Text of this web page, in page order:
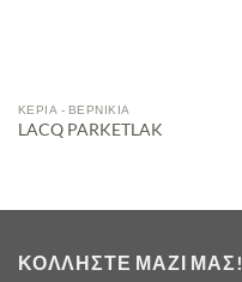
ΚΕΡΙΆ - ΒΕΡΝΊΚΙΑ
LACQ PARKETLAK
ΚΟΛΛΉΣΤΕ ΜΑΖΊ ΜΑΣ!